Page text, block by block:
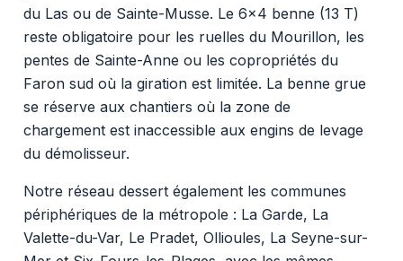
du Las ou de Sainte-Musse. Le 6x4 benne (13 T)
reste obligatoire pour les ruelles du Mourillon, les
pentes de Sainte-Anne ou les copropriétés du
Faron sud où la giration est limitée. La benne grue
se réserve aux chantiers où la zone de
chargement est inaccessible aux engins de levage
du démolisseur.
Notre réseau dessert également les communes
périphériques de la métropole : La Garde, La
Valette-du-Var, Le Pradet, Ollioules, La Seyne-sur-